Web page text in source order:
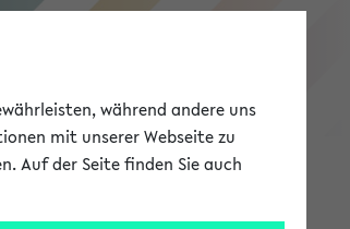
eKVV
während andere uns
mit unserer Webseite zu
Auf der Seite finden Sie auch